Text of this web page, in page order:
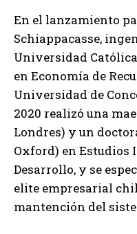
En el lanzamiento
Schiappacasse,
Universidad
en Economía de
Universidad de
2020 realizó una
Londres) y un
Oxford) en Estudios
Desarrollo, y se
elite empresarial
mantención del